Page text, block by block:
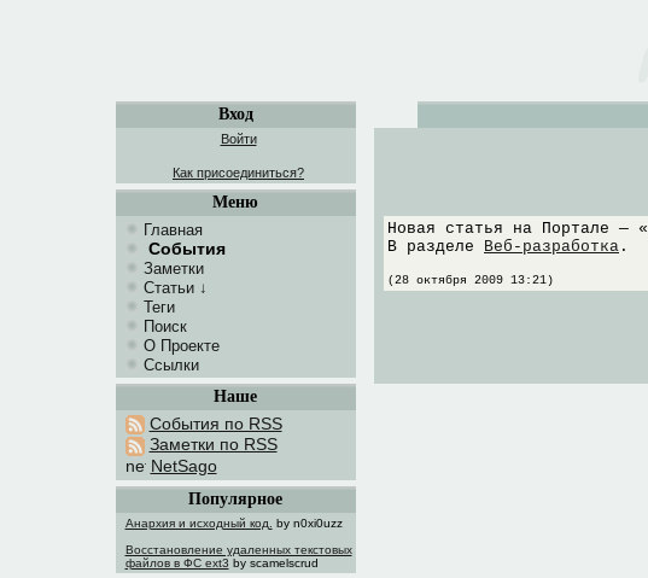
Вход
Войти
Как присоединиться?
Меню
Главная
События
Заметки
Статьи ↓
Теги
Поиск
О Проекте
Ссылки
Наше
События по RSS
Заметки по RSS
NetSago
Популярное
Анархия и исходный код.
by n0xi0uzz
Восстановление удаленных текстовых
файлов в ФС ext3 by scamelscrud
Новая статья на Портале — «
В разделе Веб-разработка .
(28 октября 2009 13:21)